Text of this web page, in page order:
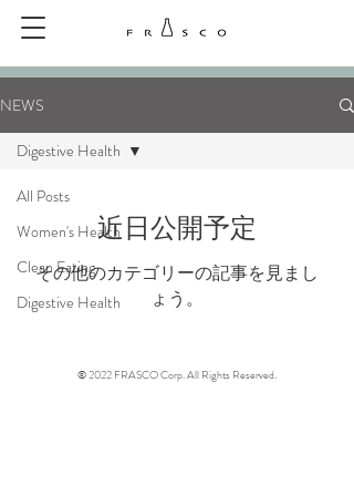
NEWS
All Posts
Women's Health
Clean Eating
Digestive Health
Digestive Health
近日公開予定
その他のカテゴリーの記事を見まし
ょう。
© 2022 FRASCO Corp. All Rights Reserved.